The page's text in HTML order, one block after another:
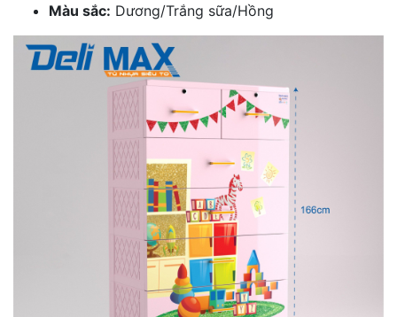
Màu sắc: Dương/Trắng sữa/Hồng